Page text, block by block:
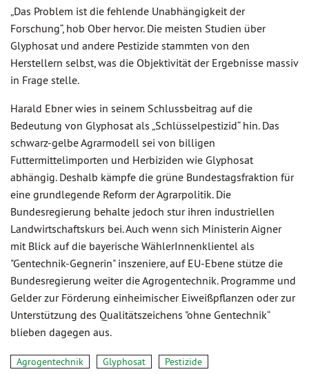
„Das Problem ist die fehlende Unabhängigkeit der
Forschung“, hob Ober hervor. Die meisten Studien über
Glyphosat und andere Pestizide stammten von den
Herstellern selbst, was die Objektivität der Ergebnisse massiv
in Frage stelle.
Harald Ebner wies in seinem Schlussbeitrag auf die
Bedeutung von Glyphosat als „Schlüsselpestizid“ hin. Das
schwarz-gelbe Agrarmodell sei von billigen
Futtermittelimporten und Herbiziden wie Glyphosat
abhängig. Deshalb kämpfe die grüne Bundestagsfraktion für
eine grundlegende Reform der Agrarpolitik. Die
Bundesregierung behalte jedoch stur ihren industriellen
Landwirtschaftskurs bei. Auch wenn sich Ministerin Aigner
mit Blick auf die bayerische WählerInnenklientel als
"Gentechnik-Gegnerin" inszeniere, auf EU-Ebene stütze die
Bundesregierung weiter die Agrogentechnik. Programme und
Gelder zur Förderung einheimischer Eiweißpflanzen oder zur
Unterstützung des Qualitätszeichens "ohne Gentechnik“
blieben dagegen aus.
Agrogentechnik Glyphosat Pestizide